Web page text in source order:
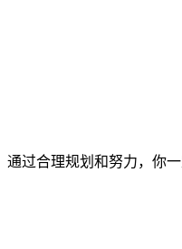
过合理规划和努力，你